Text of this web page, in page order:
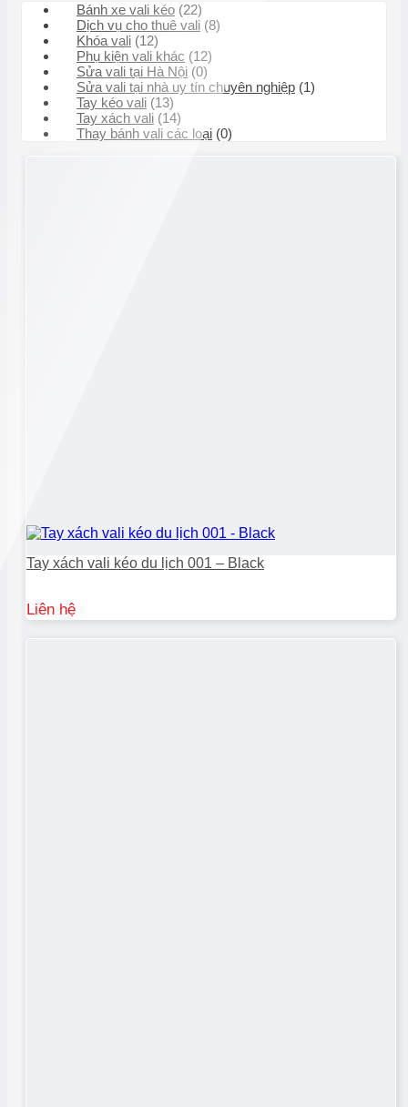
Bánh xe vali kéo (22)
Dịch vụ cho thuê vali (8)
Khóa vali (12)
Phụ kiện vali khác (12)
Sửa vali tại Hà Nội (0)
Sửa vali tại nhà uy tín chuyên nghiệp (1)
Tay kéo vali (13)
Tay xách vali (14)
Thay bánh vali các loại (0)
Tay xách vali kéo du lịch 001 – Black
Liên hệ